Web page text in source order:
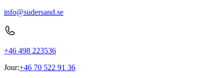
info@sudersand.se
+46 498 223536
Jour:+46 70 522 91 36